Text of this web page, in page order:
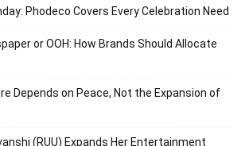
Phodeco Covers Every Celebration Need
or OOH: How Brands Should Allocate
Depends on Peace, Not the Expansion of
(RUU) Expands Her Entertainment